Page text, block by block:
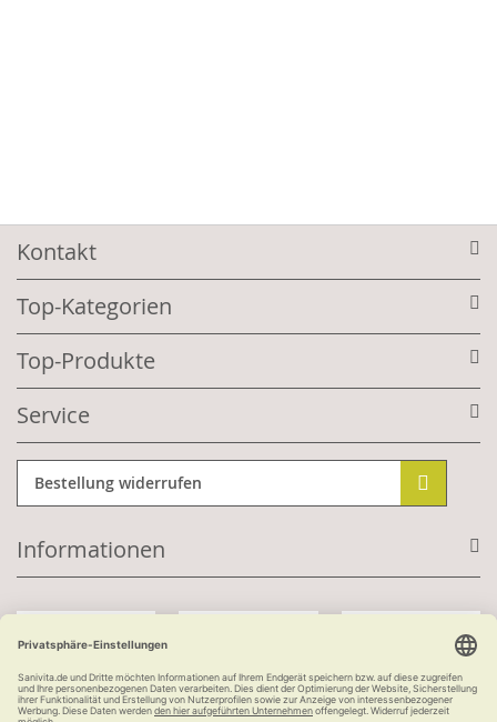
Kontakt
Top-Kategorien
Top-Produkte
Service
Bestellung widerrufen
Informationen